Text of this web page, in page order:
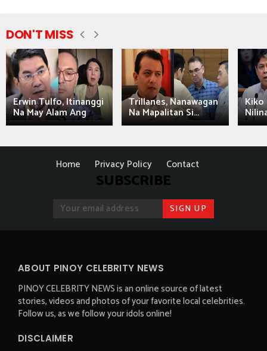
DON'T MISS
Erwin Tulfo, Itinanggi
Na May Alam Ang
Trillanes, Nanawagan
Na Mapalitan Si...
Kiko
Home Privacy Policy Contact
SUBSCRIBE
ABOUT PINOY CELEBRITY NEWS
PINOY CELEBRITY NEWS is an online source of latest
stories, videos and photos of your favorite local celebrities.
Follow us, as we follow your idols online!
DISCLAIMER